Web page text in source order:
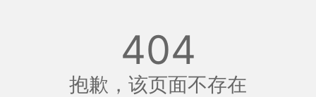
404
抱歉，该页面不存在